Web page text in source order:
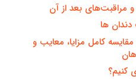
مراقبت‌های بعد از آن
ها
کامل مزایا، معایب و
کنیم؟